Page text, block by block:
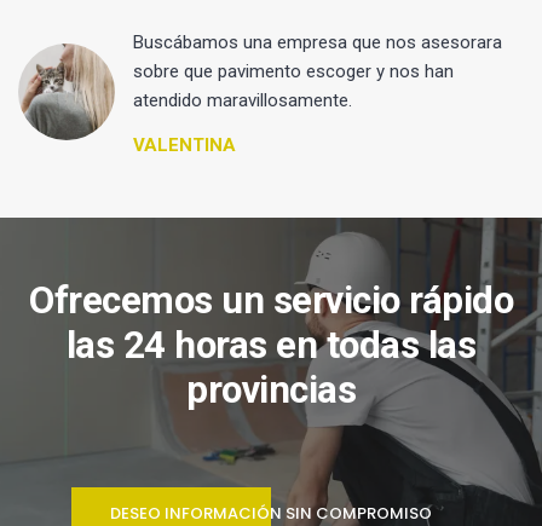
Buscábamos una empresa que nos asesorara
sobre que pavimento escoger y nos han
atendido maravillosamente.
VALENTINA
Ofrecemos un servicio rápido
las 24 horas en todas las
provincias
DESEO INFORMACIÓN SIN COMPROMISO